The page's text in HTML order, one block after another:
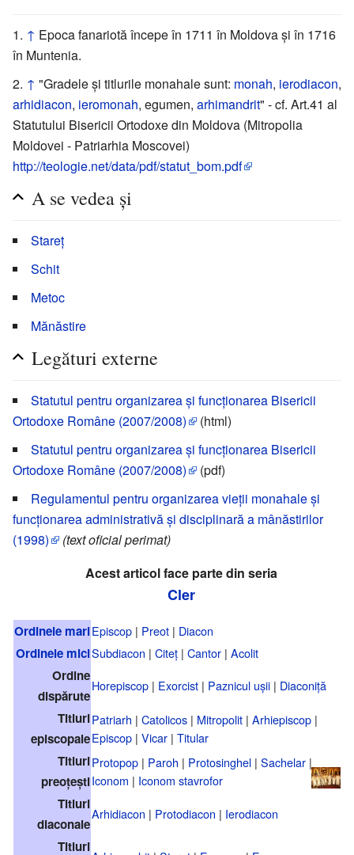
↑ Epoca fanariotă începe în 1711 în Moldova și în 1716
în Muntenia.
↑ "Gradele și titlurile monahale sunt: monah, ierodiacon,
arhidiacon, ieromonah, egumen, arhimandrit" - cf. Art.41 al
Statutului Bisericii Ortodoxe din Moldova (Mitropolia
Moldovei - Patriarhia Moscovei)
http://teologie.net/data/pdf/statut_bom.pdf
A se vedea și
Stareț
Schit
Metoc
Mănăstire
Legături externe
Statutul pentru organizarea și funcționarea Bisericii
Ortodoxe Române (2007/2008)
(html)
Statutul pentru organizarea și funcționarea Bisericii
Ortodoxe Române (2007/2008)
(pdf)
Regulamentul pentru organizarea vieții monahale și
funcționarea administrativă și disciplinară a mânăstirilor
(1998)
(text oficial perimat)
Acest articol face parte din seria
Cler
Ordinele mariEpiscop | Preot | Diacon
Ordinele miciSubdiacon | Citeț | Cantor | Acolit
Ordine
dispărute
Horepiscop | Exorcist | Paznicul ușii | Diaconiță
Titluri
episcopale
Patriarh | Catolicos | Mitropolit | Arhiepiscop |
Episcop | Vicar | Titular
Titluri
preoțești
Protopop | Paroh | Protosinghel | Sachelar |
Iconom | Iconom stavrofor
Titluri
diaconale
Arhidiacon | Protodiacon | Ierodiacon
Titluri